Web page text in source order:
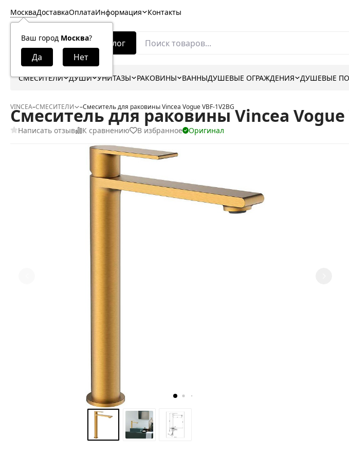
Москва
Ваш город Москва?
ДоставкаОплатаИнформация Контакты
Каталог
СМЕСИТЕЛИ ДУШИ УНИТАЗЫ РАКОВИНЫ ВАННЫДУШЕВЫЕ ОГРАЖДЕНИЯ ДУШЕВЫЕ
VINCEA–СМЕСИТЕЛИ –Смеситель для раковины Vincea Vogue VBF-1V2BG
Смеситель для раковины Vincea Vogue
Написать отзыв К сравнению В избранное Оригинал